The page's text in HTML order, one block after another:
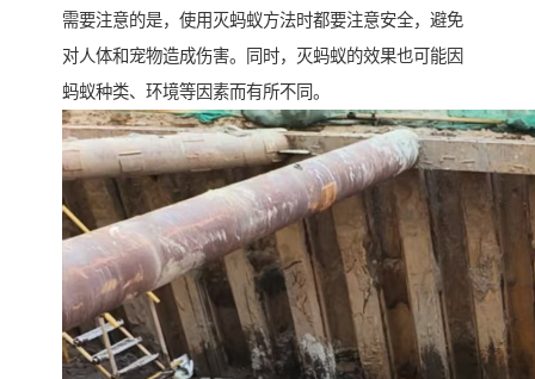
需要注意的是，使用灭蚂蚁方法时都要注意安全，避免
对人体和宠物造成伤害。同时，灭蚂蚁的效果也可能因
蚂蚁种类、环境等因素而有所不同。